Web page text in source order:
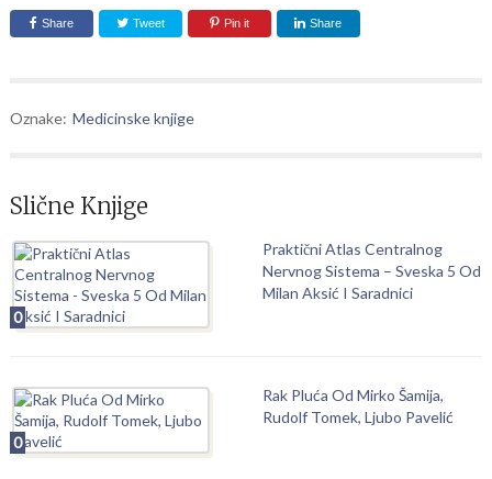
Share Tweet Pin it Share
Oznake: Medicinske knjige
Slične Knjige
0
Praktični Atlas Centralnog
Nervnog Sistema – Sveska 5 Od
Milan Aksić I Saradnici
0
Rak Pluća Od Mirko Šamija,
Rudolf Tomek, Ljubo Pavelić